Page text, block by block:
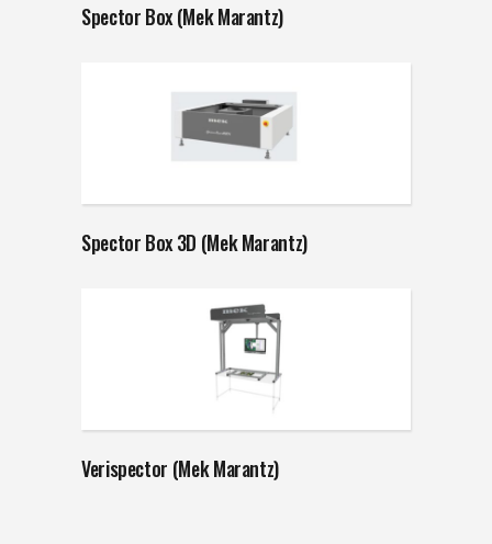
Spector Box (Mek Marantz)
Spector Box 3D (Mek Marantz)
Verispector (Mek Marantz)